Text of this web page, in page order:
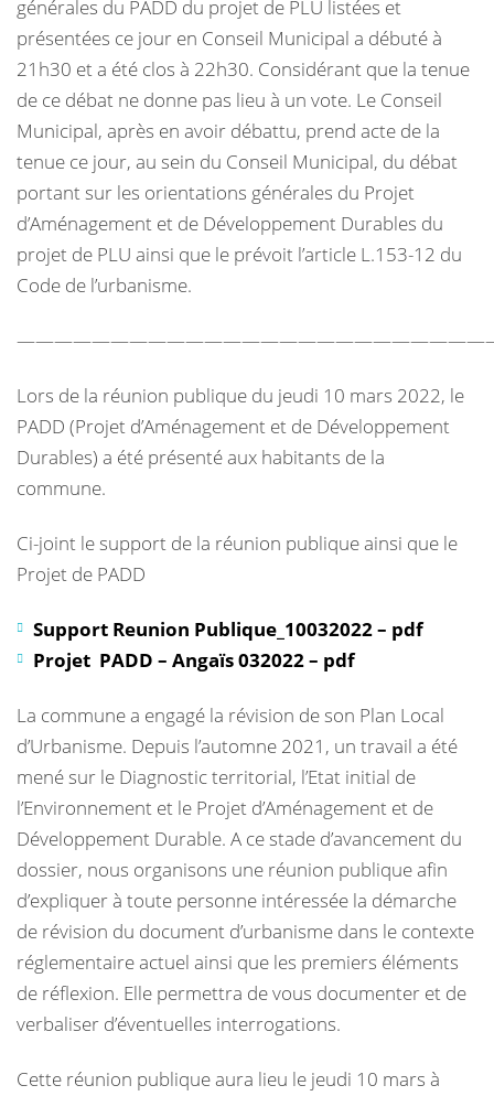
générales du PADD du projet de PLU listées et
présentées ce jour en Conseil Municipal a débuté à
21h30 et a été clos à 22h30. Considérant que la tenue
de ce débat ne donne pas lieu à un vote. Le Conseil
Municipal, après en avoir débattu, prend acte de la
tenue ce jour, au sein du Conseil Municipal, du débat
portant sur les orientations générales du Projet
d’Aménagement et de Développement Durables du
projet de PLU ainsi que le prévoit l’article L.153-12 du
Code de l’urbanisme.
Lors de la réunion publique du jeudi 10 mars 2022, le
PADD (Projet d’Aménagement et de Développement
Durables) a été présenté aux habitants de la
commune.
Ci-joint le support de la réunion publique ainsi que le
Projet de PADD
Support Reunion Publique_10032022 – pdf
Projet PADD – Angaïs 032022 – pdf
La commune a engagé la révision de son Plan Local
d’Urbanisme. Depuis l’automne 2021, un travail a été
mené sur le Diagnostic territorial, l’Etat initial de
l’Environnement et le Projet d’Aménagement et de
Développement Durable. A ce stade d’avancement du
dossier, nous organisons une réunion publique afin
d’expliquer à toute personne intéressée la démarche
de révision du document d’urbanisme dans le contexte
réglementaire actuel ainsi que les premiers éléments
de réflexion. Elle permettra de vous documenter et de
verbaliser d’éventuelles interrogations.
Cette réunion publique aura lieu le jeudi 10 mars à